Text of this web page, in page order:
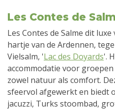
Les Contes de
Les Contes de Salme dit
hartje van de Ardennen,
Vielsalm, 'Lac des Doyards'.
accommodatie voor
zowel natuur als comfort.
sfeervol afgewerkt en biedt
jacuzzi, Turks stoombad,